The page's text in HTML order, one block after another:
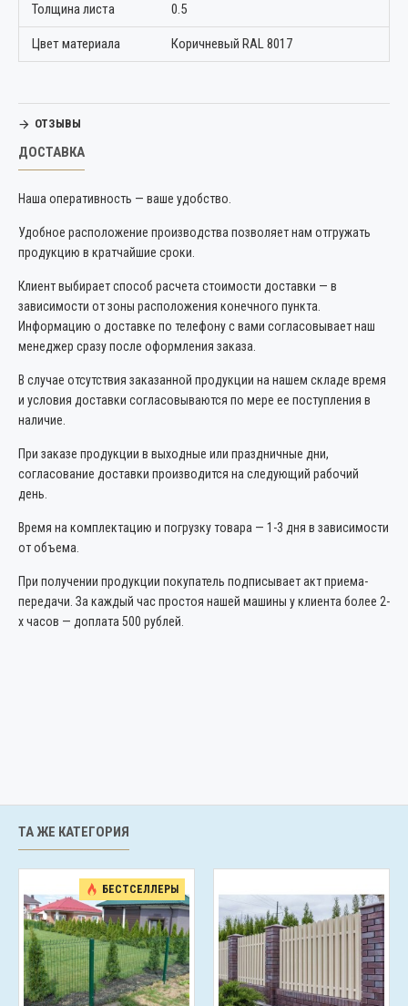
Толщина листа 0.5
Цвет материала Коричневый RAL 8017
ОТЗЫВЫ
ДОСТАВКА
Наша оперативность — ваше удобство.
Удобное расположение производства позволяет нам отгружать
продукцию в кратчайшие сроки.
Клиент выбирает способ расчета стоимости доставки — в
зависимости от зоны расположения конечного пункта.
Информацию о доставке по телефону с вами согласовывает наш
менеджер сразу после оформления заказа.
В случае отсутствия заказанной продукции на нашем складе время
и условия доставки согласовываются по мере ее поступления в
наличие.
При заказе продукции в выходные или праздничные дни,
согласование доставки производится на следующий рабочий
день.
Время на комплектацию и погрузку товара — 1-3 дня в зависимости
от объема.
При получении продукции покупатель подписывает акт приема-
передачи. За каждый час простоя нашей машины у клиента более 2-
х часов — доплата 500 рублей.
ТА ЖЕ КАТЕГОРИЯ
БЕСТСЕЛЛЕРЫ